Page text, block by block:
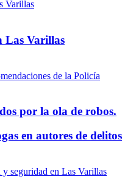
Las Varillas
por la ola de robos.
en autores de delitos